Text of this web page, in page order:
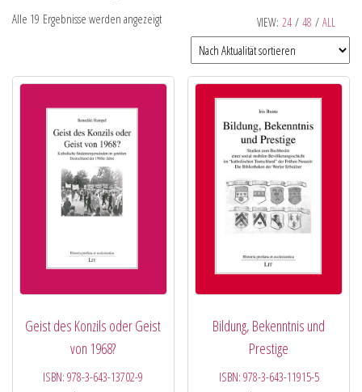
VIEW: 24 / 48 / ALL
Alle 19 Ergebnisse werden angezeigt
Geist des Konzils oder Geist
von 1968?
ISBN:978-3-643-13702-9
Bildung, Bekenntnis und
Prestige
ISBN: 978-3-643-11915-5